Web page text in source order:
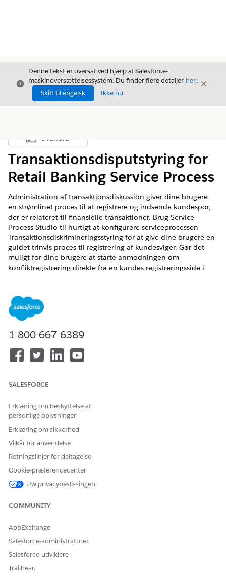
Luk
Denne tekst er oversat ved hjælp af Salesforce-
maskinoversættelsessystem. Du finder flere detaljer her.
Skift til engelsk
Ikke nu
Luk
Vis indholdsfortegnelse
Indhold
Transaktionsdisputstyring for
Retail Banking Service Process
Administration af transaktionsdiskussion giver dine brugere
en strømlinet proces til at registrere og indsende kundespor,
der er relateret til finansielle transaktioner. Brug Service
Process Studio til hurtigt at konfigurere serviceprocessen
Transaktionsdiskrimineringsstyring for at give dine brugere en
guidet trinvis proces til registrering af kundesviger. Gør det
muligt for dine brugere at starte anmodningen om
konfliktregistrering direkte fra en kundes registreringsside i
Tilgængelig i: Lightning Experience
Tilgængelig i:Professional
Opsæt administration af transaktionsdiskussion
Opsæt administration af transaktionsdiskussion som en
selvbetjeningsproces
LØSTE DENNE ARTIKEL DIT PROBLEM?
Giv os besked, så vi kan forbedre os!
1-800-667-6389
SALESFORCE
Erklæring om beskyttelse af
personlige oplysninger
Erklæring om sikkerhed
Vilkår for anvendelse
Retningslinjer for deltagelse
Cookie-præferencecenter
Uw privacybeslissingen
COMMUNITY
AppExchange
Salesforce-administratorer
Salesforce-udviklere
Trailhead